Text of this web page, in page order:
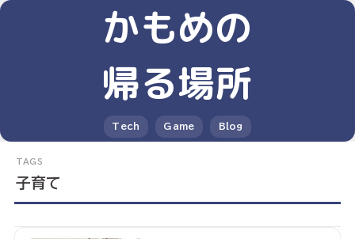
かもめの
帰る場所
Tech Game Blog
子育て